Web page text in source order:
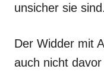
unsicher sie sind.
Der Widder mit
auch nicht